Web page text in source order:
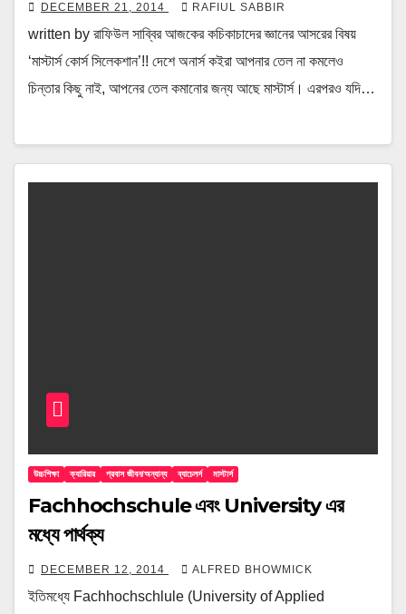
DECEMBER 21, 2014 RAFIUL SABBIR
written by রাফিউল সাব্বির আজকের কচিকাচাদের জ্ঞানের আসরের বিষয়
‘মাস্টার্স কোর্স সিলেকশান’!! দেশে অনার্স কইরা আপনার তেল না কমলেও
চিন্তার কিছু নাই, আপনের তেল কমানোর জন্য আছে মাস্টার্স। এরপরও যদি…
উচ্চশিক্ষা ক্যারিয়ার প্রবাস জীবন/অন্যান্য ব্যাচেলর্স মাস্টার্স
Fachhochschule এবং University এর
মধ্যে পার্থক্য
DECEMBER 12, 2014 ALFRED BHOWMICK
ইতিমধ্যে Fachhochschlule (University of Applied